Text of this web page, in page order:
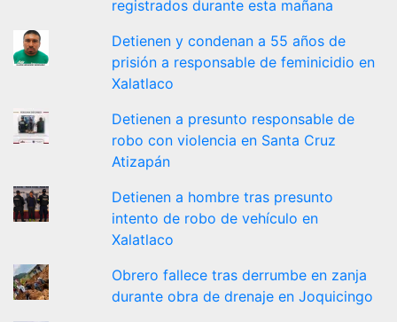
registrados durante esta mañana
Detienen y condenan a 55 años de
prisión a responsable de feminicidio en
Xalatlaco
Detienen a presunto responsable de
robo con violencia en Santa Cruz
Atizapán
Detienen a hombre tras presunto
intento de robo de vehículo en
Xalatlaco
Obrero fallece tras derrumbe en zanja
durante obra de drenaje en Joquicingo